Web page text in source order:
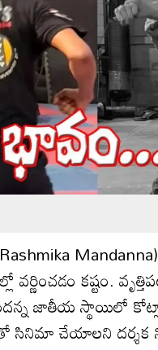
కష్టం.
జాతీయ స్థాయిలో
చేయాలని దర్శక